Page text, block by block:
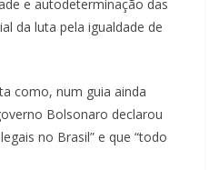
e autodeterminação das
da luta pela igualdade de
como, num guia ainda
Bolsonaro declarou
no Brasil” e que “todo